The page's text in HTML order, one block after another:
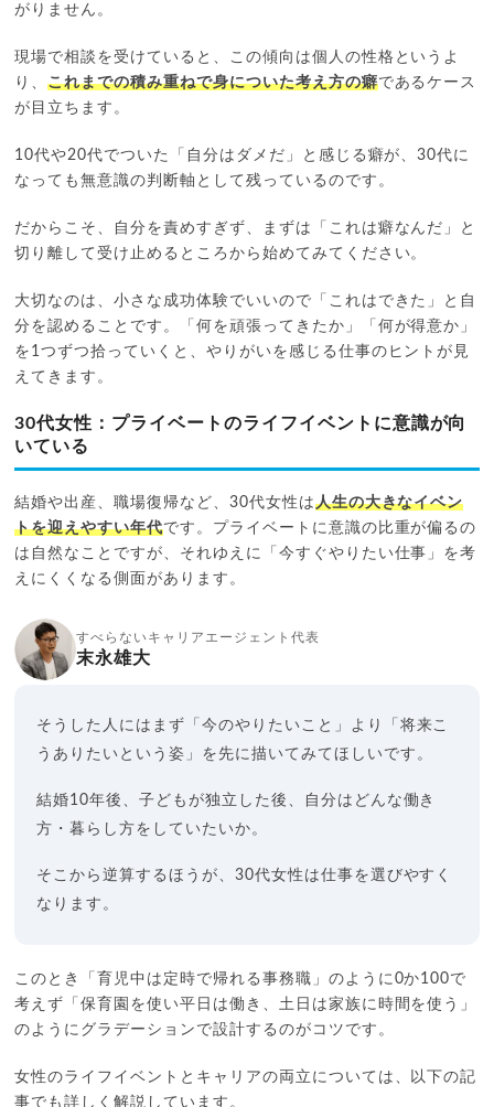
がりません。
現場で相談を受けていると、この傾向は個人の性格というよ
り、これまでの積み重ねで身についた考え方の癖であるケース
が目立ちます。
10代や20代でついた「自分はダメだ」と感じる癖が、30代に
なっても無意識の判断軸として残っているのです。
だからこそ、自分を責めすぎず、まずは「これは癖なんだ」と
切り離して受け止めるところから始めてみてください。
大切なのは、小さな成功体験でいいので「これはできた」と自
分を認めることです。「何を頑張ってきたか」「何が得意か」
を1つずつ拾っていくと、やりがいを感じる仕事のヒントが見
えてきます。
30代女性：プライベートのライフイベントに意識が向
いている
結婚や出産、職場復帰など、30代女性は人生の大きなイベン
トを迎えやすい年代です。プライベートに意識の比重が偏るの
は自然なことですが、それゆえに「今すぐやりたい仕事」を考
えにくくなる側面があります。
すべらないキャリアエージェント代表
末永雄大
そうした人にはまず「今のやりたいこと」より「将来こ
うありたいという姿」を先に描いてみてほしいです。
結婚10年後、子どもが独立した後、自分はどんな働き
方・暮らし方をしていたいか。
そこから逆算するほうが、30代女性は仕事を選びやすく
なります。
このとき「育児中は定時で帰れる事務職」のように0か100で
考えず「保育園を使い平日は働き、土日は家族に時間を使う」
のようにグラデーションで設計するのがコツです。
女性のライフイベントとキャリアの両立については、以下の記
事でも詳しく解説しています。